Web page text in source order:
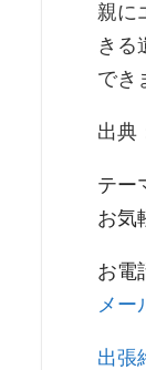
親に
きる
でき
出典
テー
お気
お電
メー
出張